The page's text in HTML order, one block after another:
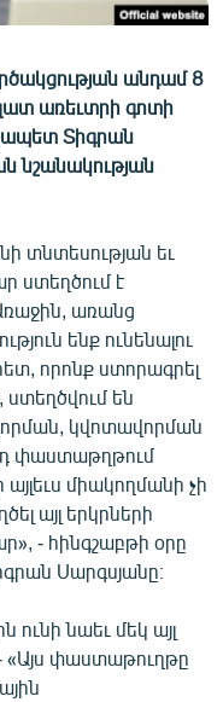
անդամ 8
առեւտրի գոտի
Տիգրան
նշանակության
տնտեսության եւ
ստեղծում է
առանց
ենք ունենալու
որոնք ստորագրել
ստեղծվում են
կվոտավորման
փաստաթղթում
միակողմանի չի
այլ երկրների
- հինգշաբթի օրը
Սարգսյանը։
նաեւ մեկ այլ
«Այս փաստաթուղթը